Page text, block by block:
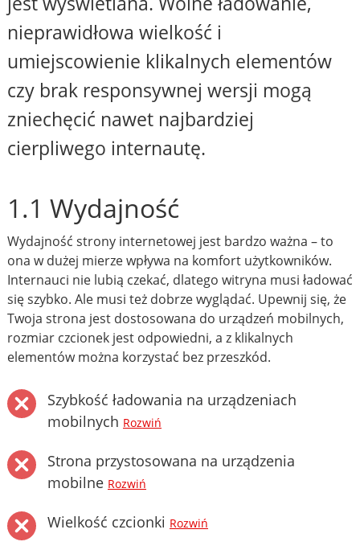
nieprawidłowa wielkość i
umiejscowienie klikalnych elementów
czy brak responsywnej wersji mogą
zniechęcić nawet najbardziej
cierpliwego internautę.
1.1 Wydajność
Wydajność strony internetowej jest bardzo ważna – to
ona w dużej mierze wpływa na komfort użytkowników.
Internauci nie lubią czekać, dlatego witryna musi ładować
się szybko. Ale musi też dobrze wyglądać. Upewnij się, że
Twoja strona jest dostosowana do urządzeń mobilnych,
rozmiar czcionek jest odpowiedni, a z klikalnych
elementów można korzystać bez przeszkód.
Szybkość ładowania na urządzeniach
mobilnych Rozwiń
Strona przystosowana na urządzenia
mobilne Rozwiń
Wielkość czcionki Rozwiń